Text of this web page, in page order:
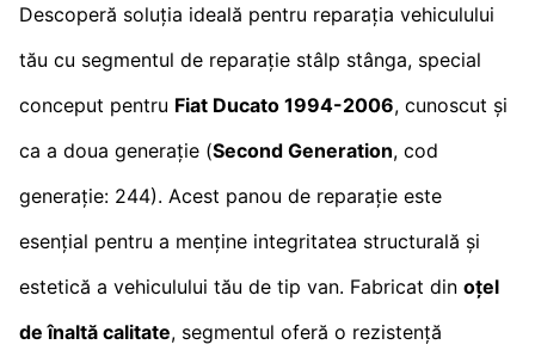
Descoperă soluția ideală pentru reparația vehiculului
tău cu segmentul de reparație stâlp stânga, special
conceput pentru Fiat Ducato 1994-2006, cunoscut și
ca a doua generație (Second Generation, cod
generație: 244). Acest panou de reparație este
esențial pentru a menține integritatea structurală și
estetică a vehiculului tău de tip van. Fabricat din oțel
de înaltă calitate, segmentul oferă o rezistență